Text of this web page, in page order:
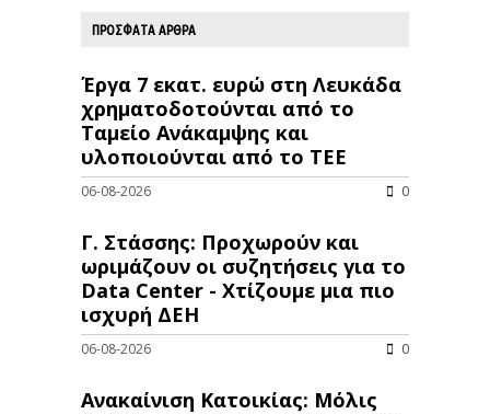
ΠΡΟΣΦΑΤΑ ΑΡΘΡΑ
Έργα 7 εκατ. ευρώ στη Λευκάδα
χρηματοδοτούνται από το
Ταμείο Ανάκαμψης και
υλοποιούνται από το ΤΕΕ
06-08-2026 0
Γ. Στάσσης: Προχωρούν και
ωριμάζουν οι συζητήσεις για το
Data Center - Χτίζουμε μια πιο
ισχυρή ΔΕΗ
06-08-2026 0
Ανακαίνιση Κατοικίας: Μόλις